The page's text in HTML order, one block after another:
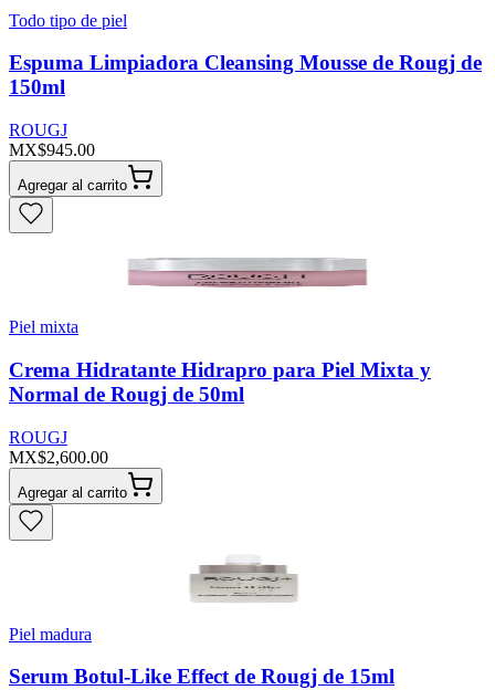
Todo tipo de piel
Espuma Limpiadora Cleansing Mousse de Rougj de
150ml
ROUGJ
MX$945.00
Agregar al carrito
Piel mixta
Crema Hidratante Hidrapro para Piel Mixta y
Normal de Rougj de 50ml
ROUGJ
MX$2,600.00
Agregar al carrito
Piel madura
Serum Botul-Like Effect de Rougj de 15ml